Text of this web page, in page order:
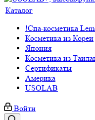
Каталог
!Спа-косметика
Косметика из Кореи
Япония
Косметика из
Сертификаты
Америка
USOLAB
Войти